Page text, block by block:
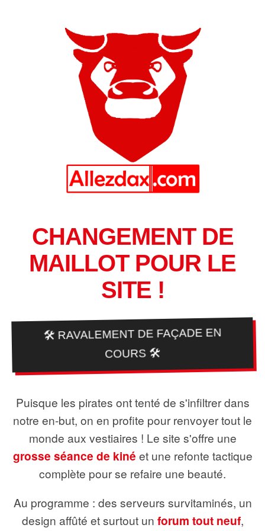
CHANGEMENT DE
MAILLOT POUR LE
SITE !
🛠️ RAVALEMENT DE FAÇADE EN
COURS 🛠️
Puisque les pirates ont tenté de s'infiltrer dans
notre en-but, on en profite pour renvoyer tout le
monde aux vestiaires ! Le site s'offre une
grosse séance de kiné et une refonte tactique
complète pour se refaire une beauté.
Au programme : des serveurs survitaminés, un
design affûté et surtout un forum tout neuf,